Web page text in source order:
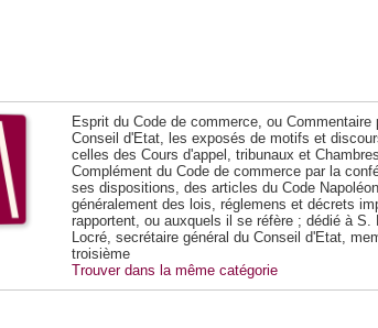
Esprit du Code de commerce, ou
Conseil d'Etat, les exposés de motifs et
celles des Cours d'appel, tribunaux et
Complément du Code de commerce par la
ses dispositions, des articles du Code
généralement des lois, réglemens et décrets
rapportent, ou auxquels il se réfère ; dédié à
Locré, secrétaire général du Conseil d'Etat,
troisième
Trouver dans la même catégorie